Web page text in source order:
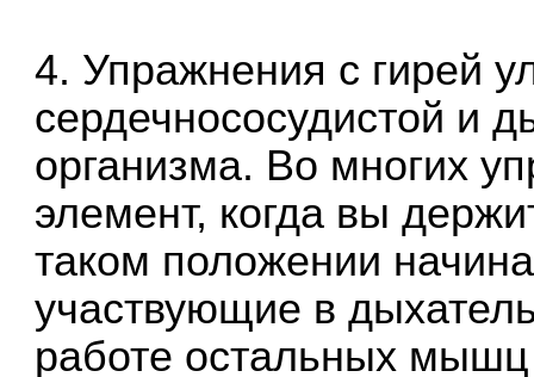
4. Упражнения с гирей
сердечнососудистой и
организма. Во многих
элемент, когда вы
таком положении
участвующие в
работе остальных